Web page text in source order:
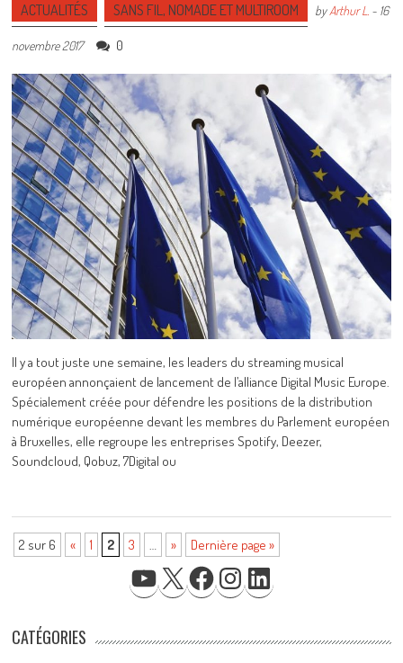
ACTUALITÉS SANS FIL, NOMADE ET MULTIROOM byArthur L. - 16
novembre 2017 0
Il y a tout juste une semaine, les leaders du streaming musical
européen annonçaient de lancement de l’alliance Digital Music Europe.
Spécialement créée pour défendre les positions de la distribution
numérique européenne devant les membres du Parlement européen
à Bruxelles, elle regroupe les entreprises Spotify, Deezer,
Soundcloud, Qobuz, 7Digital ou
2 sur 6 « 1 2 3 » Dernière page »
YOUTUBE
X FACEBOOK
INSTAGRAM
LINKEDIN
CATÉGORIES